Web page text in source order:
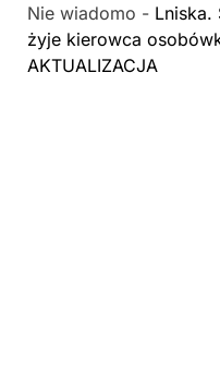
Nie wiadomo - Lniska.
żyje kierowca
AKTUALIZACJA